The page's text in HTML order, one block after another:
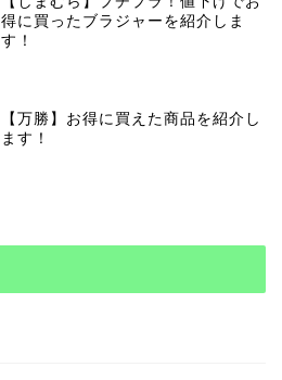
得に買ったブラジャーを紹介しま
す！
【万勝】お得に買えた商品を紹介し
ます！